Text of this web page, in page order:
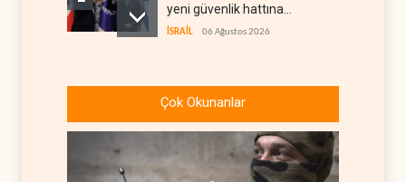
yeni güvenlik hattına
dönüştürüyor
İSRAİL 06 Ağustos 2026
bırakma diyaloğu için kanal
arıyor
BM yetkilisinden İsrail'e gizli
belge akışı
Çok Okunanlar